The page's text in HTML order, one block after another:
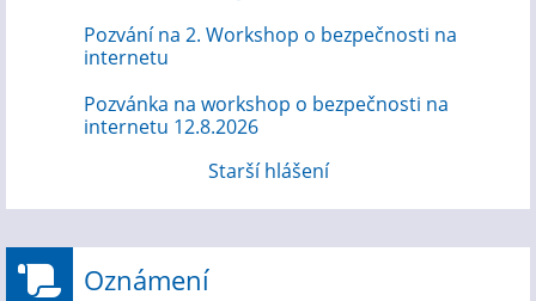
Pozvání na 2. Workshop o bezpečnosti na
internetu
Pozvánka na workshop o bezpečnosti na
internetu 12.8.2026
Starší hlášení
Oznámení